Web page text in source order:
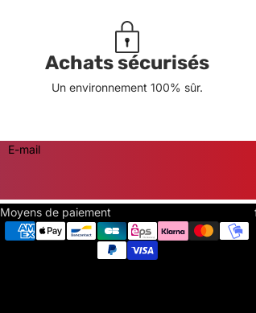
Achats sécurisés
Un environnement 100% sûr.
E-mail
Moyens de paiement